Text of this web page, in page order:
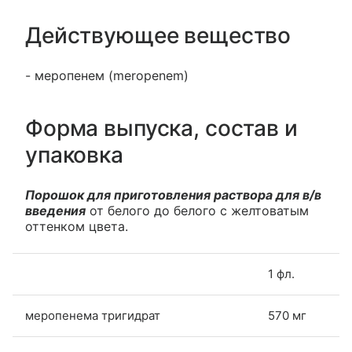
Действующее вещество
- меропенем (meropenem)
Форма выпуска, состав и
упаковка
Порошок для приготовления раствора для в/в
введения от белого до белого с желтоватым
оттенком цвета.
1 фл.
меропенема тригидрат 570 мг